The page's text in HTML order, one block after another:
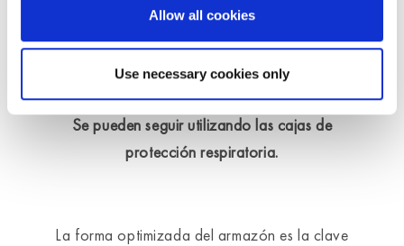
Allow all cookies
Use necessary cookies only
Los números de referencia siguen siendo los
mismos.
El tiempo de retención sigue siendo el mismo.
Se pueden seguir utilizando las cajas de
protección respiratoria.
La forma optimizada del armazón es la clave